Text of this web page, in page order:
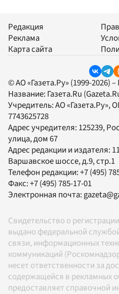
Редакция
Реклама
Карта сайта
© АО «Газета.Ру» (1999-2026)
Название: Газета.Ru
Учредитель:АО «Газета.Ру»,
7743625728
Адрес учредителя: 125239,
улица, дом 67
Адрес редакции и издателя:
Варшавское шоссе, д.9, стр.1
Телефон редакции:+7 (495)
Факс:+7 (495) 785-17-01
Электронная почта:
Свидетельство о
выдано федеральной
связи, информационных
коммуникаций
несет ответственности за
содержащейся в рекламных
предоставляет справочной